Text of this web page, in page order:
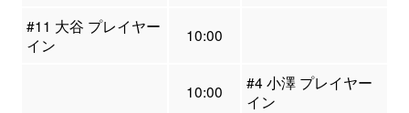
#11 大谷 プレイヤー
イン
10:00
10:00
#4 小澤 プレイヤー
イン